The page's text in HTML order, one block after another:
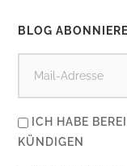
BLOG
ICH HABE
KÜNDIGEN